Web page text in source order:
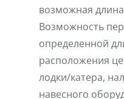
возможная
Возможность
определенной
расположения
лодки/катера,
навесного